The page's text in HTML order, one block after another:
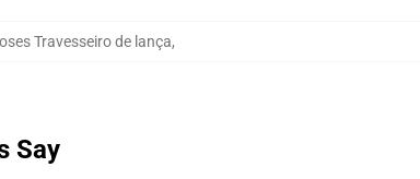
Travesseiro de lança,
Say